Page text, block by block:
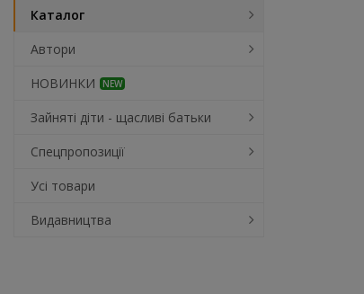
Каталог
Автори
НОВИНКИ
NEW
Зайняті діти - щасливі батьки
Спецпропозиції
Усі товари
Видавництва